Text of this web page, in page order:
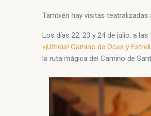
También hay visitas
Los días 22, 23 y 24 de julio, a
«¡Ultreia! Camino de Ocas y
la ruta mágica del Camino de